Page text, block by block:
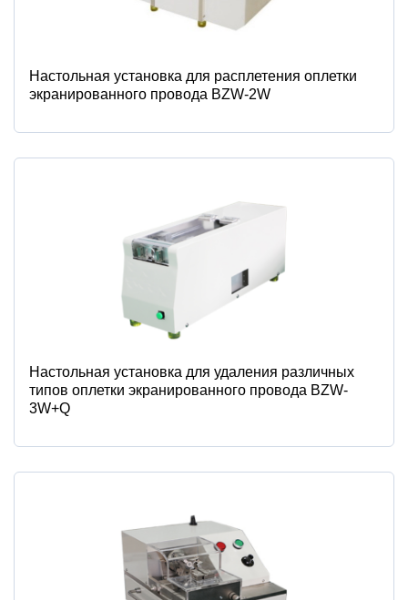
Настольная установка для расплетения оплетки
экранированного провода BZW-2W
Настольная установка для удаления различных
типов оплетки экранированного провода BZW-
3W+Q